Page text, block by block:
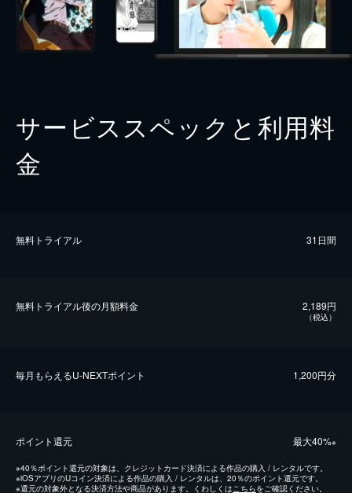
サービススペックと利用料
金
無料トライアル 31日間
無料トライアル後の⽉額料金 2,189円
（税込）
毎⽉もらえるU-NEXTポイント 1,200円分
ポイント還元 最⼤40%※
※40％ポイント還元の対象は、クレジットカード決済による作品の購入 / レンタルです。
※iOSアプリのUコイン決済による作品の購入 / レンタルは、20％のポイント還元です。
※還元の対象外となる決済方法や商品があります。くわしくはこちらをご確認ください。